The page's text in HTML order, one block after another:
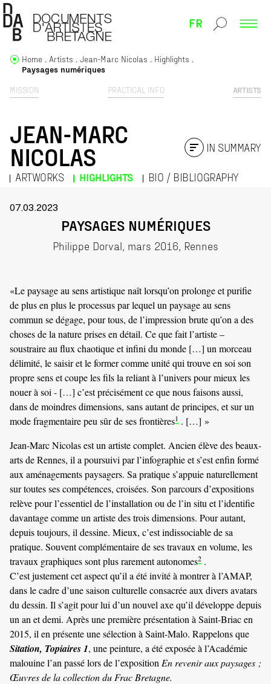
FR
MISSION PRACTICAL INFO ARTISTS
Home Artists Jean-Marc Nicolas
Highlights
Paysages numériques
JEAN-MARC
NICOLAS
ARTWORKS HIGHLIGHTS BIO / BIBLIOGRAPHY
IN SUMMARY
07.03.2023
PAYSAGES NUMÉRIQUES
Philippe Dorval, mars 2016, Rennes
«Le paysage au sens artistique naît lorsqu’on prolonge et purifie
de plus en plus le processus par lequel un paysage au sens
commun se dégage, pour tous, de l’impression brute qu’on a des
choses de la nature prises en détail. Ce que fait l’artiste –
soustraire au flux chaotique et infini du monde […] un morceau
délimité, le saisir et le former comme unité qui trouve en soi son
propre sens et coupe les fils la reliant à l’univers pour mieux les
nouer à soi - […] c’est précisément ce que nous faisons aussi,
dans de moindres dimensions, sans autant de principes, et sur un
mode fragmentaire peu sûr de ses frontières1 . […] »
Jean-Marc Nicolas est un artiste complet. Ancien élève des beaux-
arts de Rennes, il a poursuivi par l’infographie et s’est enfin formé
aux aménagements paysagers. Sa pratique s’appuie naturellement
sur toutes ses compétences, croisées. Son parcours d’expositions
relève pour l’essentiel de l’installation ou de l’in situ et l’identifie
davantage comme un artiste des trois dimensions. Pour autant,
depuis toujours, il dessine. Mieux, c’est indissociable de sa
pratique. Souvent complémentaire de ses travaux en volume, les
travaux graphiques sont plus rarement autonomes2 .
C’est justement cet aspect qu’il a été invité à montrer à l’AMAP,
dans le cadre d’une saison culturelle consacrée aux divers avatars
du dessin. Il s’agit pour lui d’un nouvel axe qu’il développe depuis
un an et demi. Après une première présentation à Saint-Briac en
2015, il en présente une sélection à Saint-Malo. Rappelons que
Sitation, Topiaires 1, une peinture, a été exposée à l’Académie
malouine l’an passé lors de l’exposition En revenir aux paysages ;
Œuvres de la collection du Frac Bretagne.